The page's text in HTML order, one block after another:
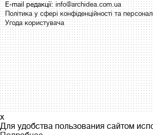
E-mail редакції:info@archidea.com.ua
Політика у сфері конфіденційності та
Угода користувача
x
Для удобства пользования сайтом